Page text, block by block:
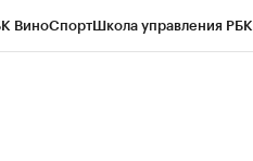
ВиноСпортШкола управления РБК